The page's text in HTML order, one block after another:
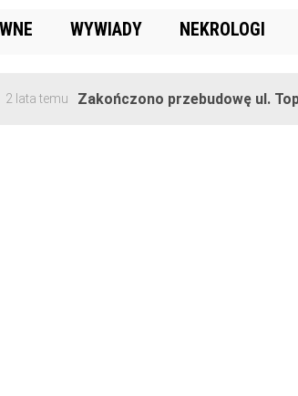
WYWIADY NEKROLOGI
2 lata temu Zakończono przebudowę ul.